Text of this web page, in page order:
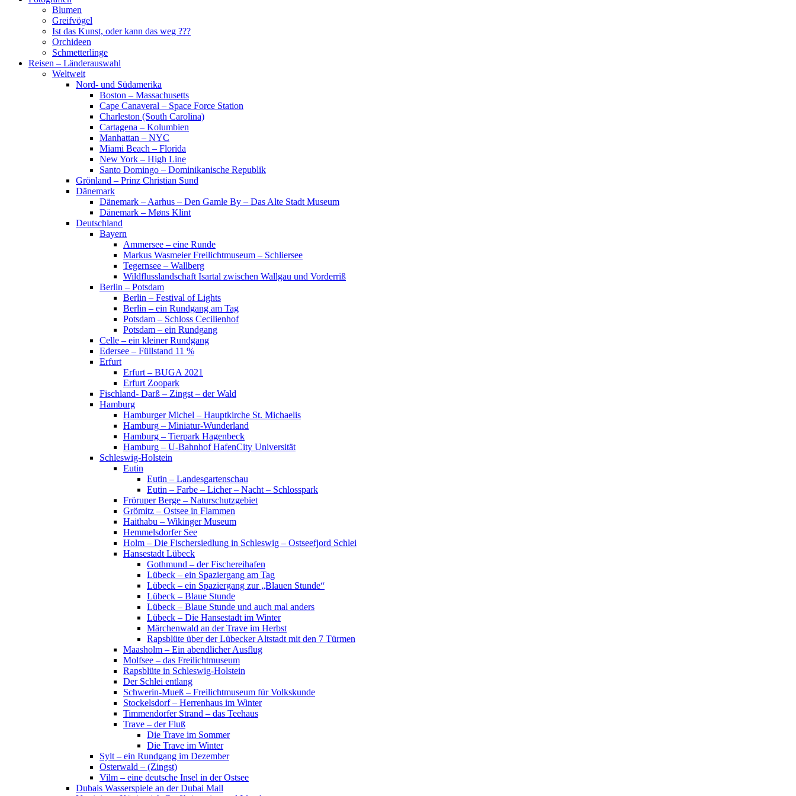
Blumen
Greifvögel
Ist das Kunst, oder kann das weg ???
Orchideen
Schmetterlinge
Reisen – Länderauswahl
Weltweit
Nord- und Südamerika
Boston – Massachusetts
Cape Canaveral – Space Force Station
Charleston (South Carolina)
Cartagena – Kolumbien
Manhattan – NYC
Miami Beach – Florida
New York – High Line
Santo Domingo – Dominikanische Republik
Grönland – Prinz Christian Sund
Dänemark
Dänemark – Aarhus – Den Gamle By – Das Alte Stadt Museum
Dänemark – Møns Klint
Deutschland
Bayern
Ammersee – eine Runde
Markus Wasmeier Freilichtmuseum – Schliersee
Tegernsee – Wallberg
Wildflusslandschaft Isartal zwischen Wallgau und Vorderriß
Berlin – Potsdam
Berlin – Festival of Lights
Berlin – ein Rundgang am Tag
Potsdam – Schloss Cecilienhof
Potsdam – ein Rundgang
Celle – ein kleiner Rundgang
Edersee – Füllstand 11 %
Erfurt
Erfurt – BUGA 2021
Erfurt Zoopark
Fischland- Darß – Zingst – der Wald
Hamburg
Hamburger Michel – Hauptkirche St. Michaelis
Hamburg – Miniatur-Wunderland
Hamburg – Tierpark Hagenbeck
Hamburg – U-Bahnhof HafenCity Universität
Schleswig-Holstein
Eutin
Eutin – Landesgartenschau
Eutin – Farbe – Licher – Nacht – Schlosspark
Fröruper Berge – Naturschutzgebiet
Grömitz – Ostsee in Flammen
Haithabu – Wikinger Museum
Hemmelsdorfer See
Holm – Die Fischersiedlung in Schleswig – Ostseefjord Schlei
Hansestadt Lübeck
Gothmund – der Fischereihafen
Lübeck – ein Spaziergang am Tag
Lübeck – ein Spaziergang zur „Blauen Stunde“
Lübeck – Blaue Stunde
Lübeck – Blaue Stunde und auch mal anders
Lübeck – Die Hansestadt im Winter
Märchenwald an der Trave im Herbst
Rapsblüte über der Lübecker Altstadt mit den 7 Türmen
Maasholm – Ein abendlicher Ausflug
Molfsee – das Freilichtmuseum
Rapsblüte in Schleswig-Holstein
Der Schlei entlang
Schwerin-Mueß – Freilichtmuseum für Volkskunde
Stockelsdorf – Herrenhaus im Winter
Timmendorfer Strand – das Teehaus
Trave – der Fluß
Die Trave im Sommer
Die Trave im Winter
Sylt – ein Rundgang im Dezember
Osterwald – (Zingst)
Vilm – eine deutsche Insel in der Ostsee
Dubais Wasserspiele an der Dubai Mall